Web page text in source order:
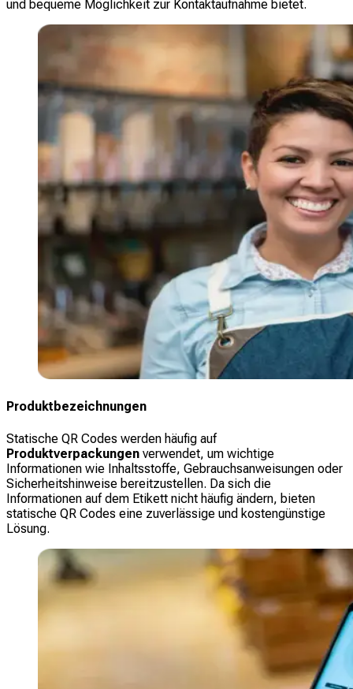
und bequeme Möglichkeit zur Kontaktaufnahme bietet.
Produktbezeichnungen
Statische QR Codes werden häufig auf
Produktverpackungen verwendet, um wichtige
Informationen wie Inhaltsstoffe, Gebrauchsanweisungen oder
Sicherheitshinweise bereitzustellen. Da sich die
Informationen auf dem Etikett nicht häufig ändern, bieten
statische QR Codes eine zuverlässige und kostengünstige
Lösung.